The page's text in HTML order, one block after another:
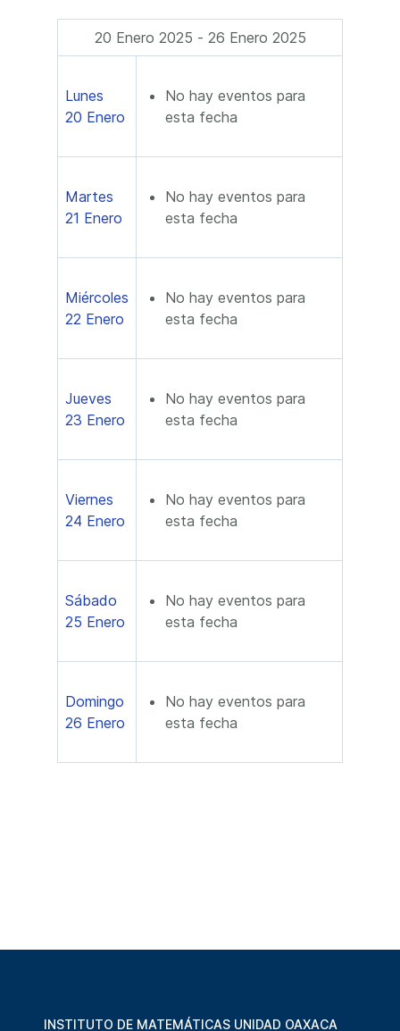
20 Enero 2025 - 26 Enero 2025
Lunes
20 Enero
No hay eventos para
esta fecha
Martes
21 Enero
No hay eventos para
esta fecha
Miércoles
22 Enero
No hay eventos para
esta fecha
Jueves
23 Enero
No hay eventos para
esta fecha
Viernes
24 Enero
No hay eventos para
esta fecha
Sábado
25 Enero
No hay eventos para
esta fecha
Domingo
26 Enero
No hay eventos para
esta fecha
INSTITUTO DE MATEMÁTICAS UNIDAD OAXACA